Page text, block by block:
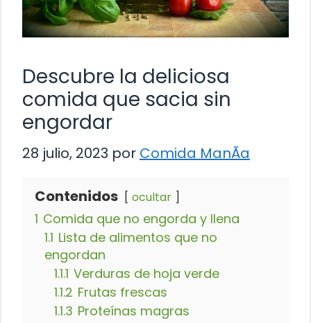
Descubre la deliciosa
comida que sacia sin
engordar
28 julio, 2023 por Comida ManÃ­a
Contenidos ocultar
1 Comida que no engorda y llena
1.1 Lista de alimentos que no
engordan
1.1.1 Verduras de hoja verde
1.1.2 Frutas frescas
1.1.3 Proteínas magras